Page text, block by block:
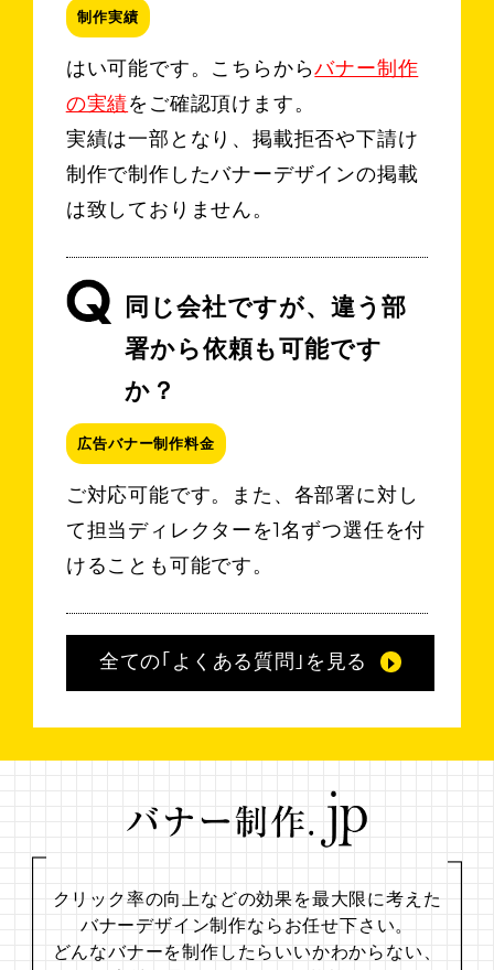
制作実績
はい可能です。こちらからバナー制作
の実績をご確認頂けます。
実績は一部となり、掲載拒否や下請け
制作で制作したバナーデザインの掲載
は致しておりません。
同じ会社ですが、違う部
署から依頼も可能です
か？
広告バナー制作料金
ご対応可能です。また、各部署に対し
て担当ディレクターを1名ずつ選任を付
けることも可能です。
全ての｢よくある質問｣を見る
クリック率の向上などの効果を最大限に考えた
バナーデザイン制作ならお任せ下さい。
どんなバナーを制作したらいいかわからない、